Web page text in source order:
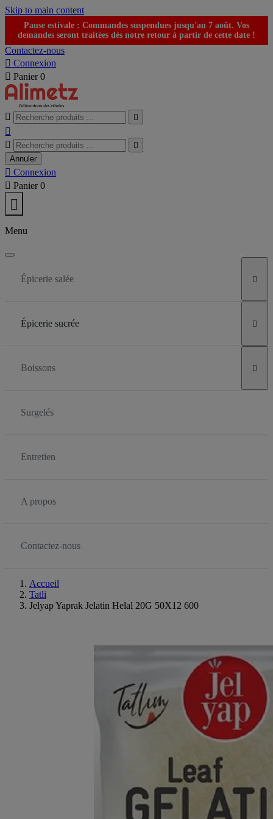
Skip to main content
Pause estivale : Commandes suspendues jusqu'au 7 août. Vos
demandes seront traitées dès notre retour à partir de cette date !
Contactez-nous
 Connexion
 Panier 0
 



Annuler
 Connexion
 Panier 0

Menu
Épicerie salée 
Épicerie sucrée 
Boissons 
Surgelés
Entretien
A propos
Contactez-nous
Accueil
Tatli
Jelyap Yaprak Jelatin Helal 20G 50X12 600